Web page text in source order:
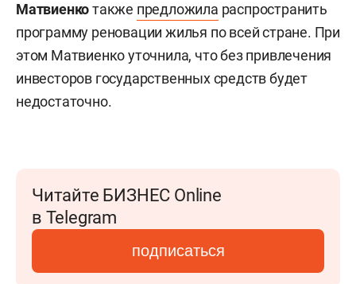
Матвиенкотакже предложила распространить
программу реновации жилья по всей стране. При
этом Матвиенко уточнила, что без привлечения
инвесторов государственных средств будет
недостаточно.
Читайте БИЗНЕС Online
в Telegram
подписаться